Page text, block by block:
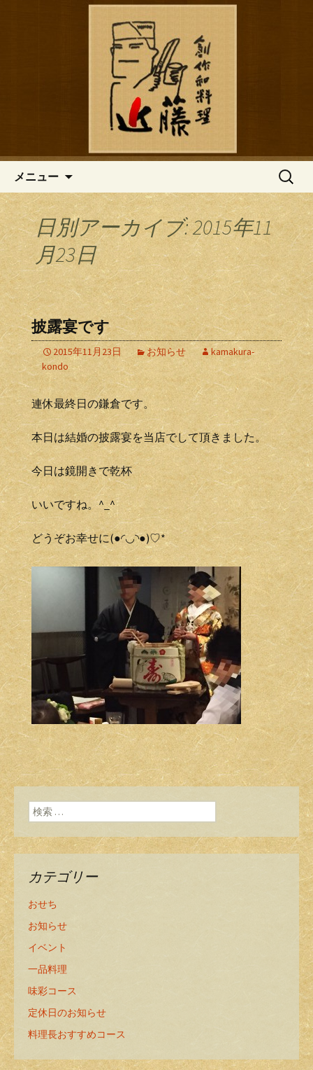
鎌倉の創作和食「近藤」のブロ
鎌倉の創作和食「近藤」のブログ
メニュー
検
日別アーカイブ: 2015年11
月23日
披露宴です
2015年11月23日 お知らせ
kamakura-
kondo
連休最終日の鎌倉です。
本日は結婚の披露宴を当店でして頂きました。
今日は鏡開きで乾杯
いいですね。^_^
どうぞお幸せに(●◜◡◝●)♡*
検索:
カテゴリー
おせち
お知らせ
イベント
一品料理
味彩コース
定休日のお知らせ
料理長おすすめコース